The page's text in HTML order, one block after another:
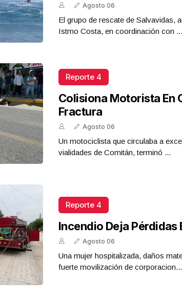
Agosto 06
El grupo de rescate de Salvavidas,
Istmo Costa, en coordinación con ...
Reporte 4
Colisiona Motorista En
Fractura
Agosto 06
Un motociclista que circulaba a
vialidades de Comitán, terminó ...
Reporte 4
Incendio Deja Pérdidas
Agosto 06
Una mujer hospitalizada, daños
fuerte movilización de corporacion...